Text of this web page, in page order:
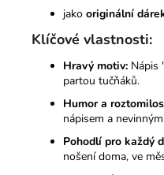
jako originální
Klíčové vlastnosti:
Hravý motiv: Nápis
partou tučňáků.
Humor a
nápisem a
Pohodlí pro každý
nošení doma, ve